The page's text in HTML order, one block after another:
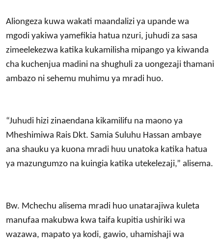
Aliongeza kuwa wakati maandalizi ya upande wa
mgodi yakiwa yamefikia hatua nzuri, juhudi za sasa
zimeelekezwa katika kukamilisha mipango ya kiwanda
cha kuchenjua madini na shughuli za uongezaji thamani
ambazo ni sehemu muhimu ya mradi huo.
“Juhudi hizi zinaendana kikamilifu na maono ya
Mheshimiwa Rais Dkt. Samia Suluhu Hassan ambaye
ana shauku ya kuona mradi huu unatoka katika hatua
ya mazungumzo na kuingia katika utekelezaji,” alisema.
Bw. Mchechu alisema mradi huo unatarajiwa kuleta
manufaa makubwa kwa taifa kupitia ushiriki wa
wazawa, mapato ya kodi, gawio, uhamishaji wa